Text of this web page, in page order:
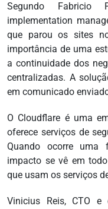
Segundo Fabricio
implementation
que parou os sites
importância de uma
a continuidade dos
centralizadas. A
em comunicado
O Cloudflare é uma
oferece serviços de
Quando ocorre uma
impacto se vê em
que usam os serviços
Vinicius Reis, CTO e